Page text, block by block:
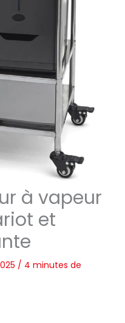
à vapeur
et
/ 4 minutes de